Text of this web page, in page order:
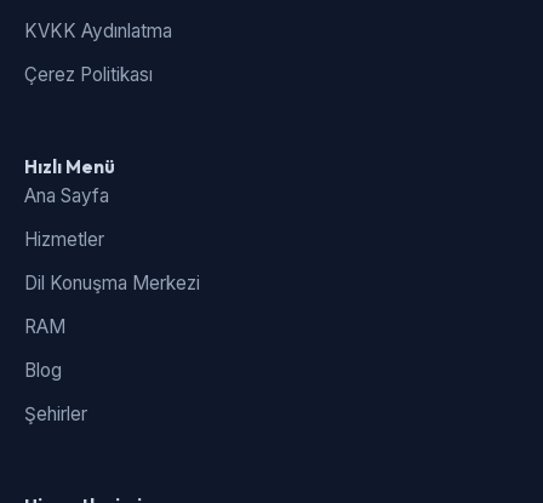
KVKK Aydınlatma
Çerez Politikası
Hızlı Menü
Ana Sayfa
Hizmetler
Dil Konuşma Merkezi
RAM
Blog
Şehirler